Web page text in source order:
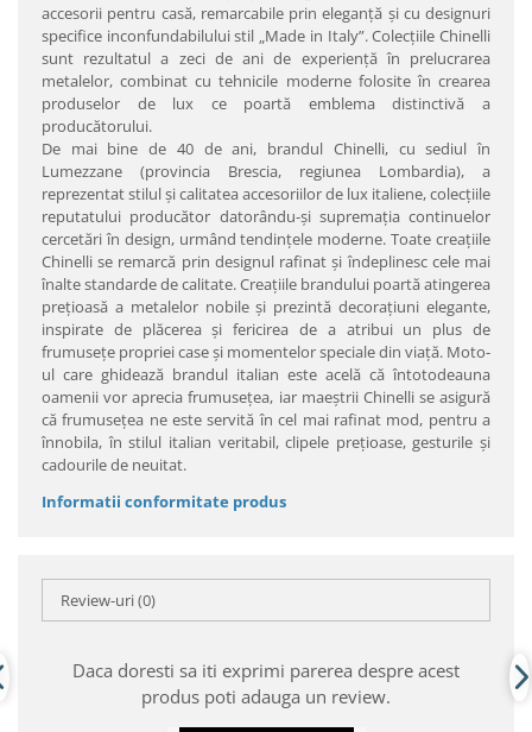
accesorii pentru casă, remarcabile prin eleganţă şi cu designuri
specifice inconfundabilului stil „Made in Italy”. Colecţiile Chinelli
sunt rezultatul a zeci de ani de experienţă în prelucrarea
metalelor, combinat cu tehnicile moderne folosite în crearea
produselor de lux ce poartă emblema distinctivă a
producătorului.
De mai bine de 40 de ani, brandul Chinelli, cu sediul în
Lumezzane (provincia Brescia, regiunea Lombardia), a
reprezentat stilul şi calitatea accesoriilor de lux italiene, colecţiile
reputatului producător datorându-şi supremaţia continuelor
cercetări în design, urmând tendinţele moderne. Toate creaţiile
Chinelli se remarcă prin designul rafinat şi îndeplinesc cele mai
înalte standarde de calitate. Creaţiile brandului poartă atingerea
preţioasă a metalelor nobile şi prezintă decoraţiuni elegante,
inspirate de plăcerea şi fericirea de a atribui un plus de
frumuseţe propriei case şi momentelor speciale din viaţă. Moto-
ul care ghidează brandul italian este acelă că întotodeauna
oamenii vor aprecia frumuseţea, iar maeştrii Chinelli se asigură
că frumuseţea ne este servită în cel mai rafinat mod, pentru a
înnobila, în stilul italian veritabil, clipele preţioase, gesturile şi
cadourile de neuitat.
Informatii conformitate produs
Review-uri(0)
Daca doresti sa iti exprimi parerea despre acest
produs poti adauga un review.